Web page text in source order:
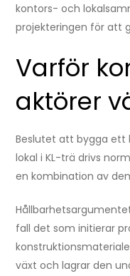
kontors- och
projekteringen för att
Varför
aktörer
Beslutet att bygga ett
lokal i KL-trä drivs
en kombination av
fall det som initierar
växt och lagrar den